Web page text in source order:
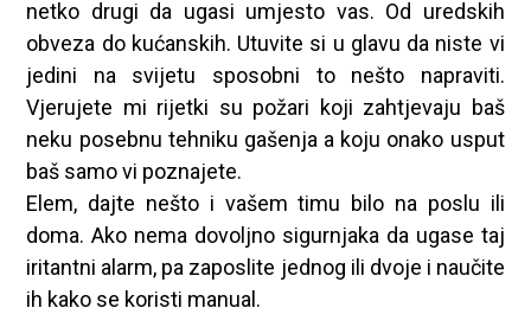
netko drugi da ugasi umjesto vas. Od uredskih
obveza do kućanskih. Utuvite si u glavu da niste vi
jedini na svijetu sposobni to nešto napraviti.
Vjerujete mi rijetki su požari koji zahtjevaju baš
neku posebnu tehniku gašenja a koju onako usput
baš samo vi poznajete.
Elem, dajte nešto i vašem timu bilo na poslu ili
doma. Ako nema dovoljno sigurnjaka da ugase taj
iritantni alarm, pa zaposlite jednog ili dvoje i naučite
ih kako se koristi manual.